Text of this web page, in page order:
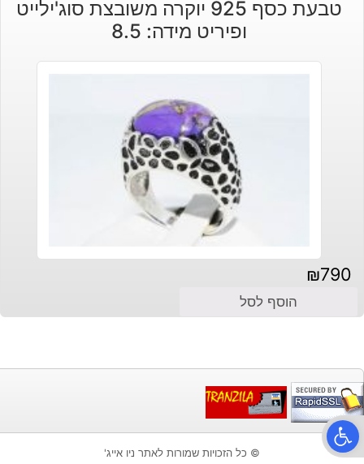
טבעת כסף 925 יוקרה משובצת סוג'ילייט
ופיריט מידה: 8.5
₪790
הוסף לסל
© כל הזכויות שמורות לאתר ניו אייג'
פתח סרגל נגישות